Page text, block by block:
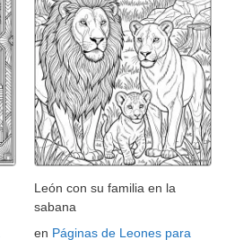
León con su familia en la
sabana
en Páginas de Leones para